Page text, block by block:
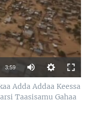
available
3:59
Adda Addaa Keessa
Taasisamu Gahaa